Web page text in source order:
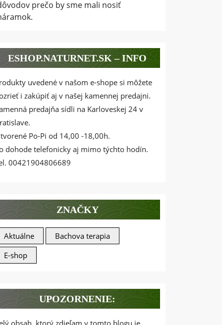
prečo by sme mali nosiť
ESHOP.NATURNET.SK – INFO
uvedené v našom e-shope si môžete
i zakúpiť aj v našej kamennej predajni.
predajňa sídli na Karloveskej 24 v
Po-Pi od 14,00 -18,00h.
dohode telefonicky aj mimo týchto hodín.
00421904806689
ZNAČKY
Aktuálne
Bachova terapia
E-shop
UPOZORNENIE:
obsah, ktorý zdieľam v tomto blogu je